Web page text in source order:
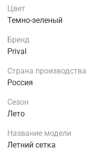
Цвет
Темно-зеленый
Бренд
Prival
Страна производства
Россия
Сезон
Лето
Название модели
Летний сетка